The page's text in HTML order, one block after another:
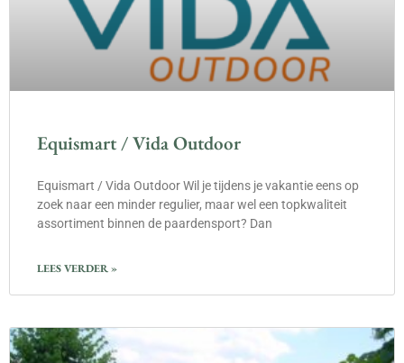
Equismart / Vida Outdoor
Equismart / Vida Outdoor Wil je tijdens je vakantie eens op
zoek naar een minder regulier, maar wel een topkwaliteit
assortiment binnen de paardensport? Dan
LEES VERDER »